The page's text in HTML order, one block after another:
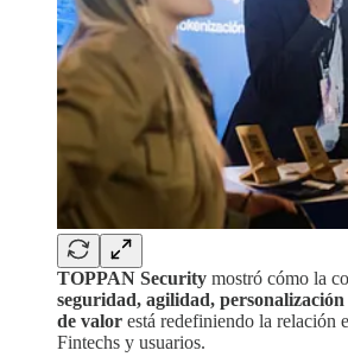
TOPPAN Security mostró cómo la
seguridad, agilidad,
de valor está redefiniendo la relación
Fintechs y usuarios.